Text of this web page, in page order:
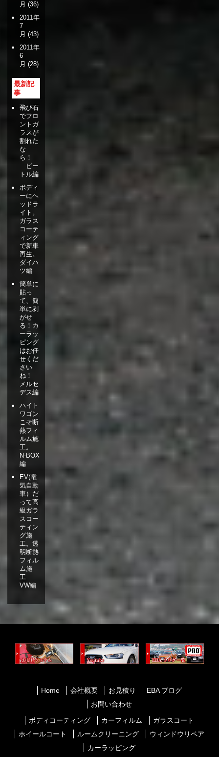
月 (36)
2011年
7
月 (43)
2011年
6
月 (28)
最新記
事
飛び石
でフロ
ントガ
ラスが
割れた
な
ら！
ビー
トル編
ボディ
ーにヘ
ッドラ
イト。
ガラス
コーテ
ィング
で新車
再生。
ダイハ
ツ編
簡単に
貼っ
て、簡
単に剥
がせ
る！カ
ーラッ
ピング
はお任
せくだ
さい
ね！
メルセ
デス編
ハイト
ワゴン
こそ断
熱フィ
ルム施
工。
N-BOX
編
EV(電
気自動
車）だ
って高
級ガラ
スコー
ティン
グ施
工。透
明断熱
フィル
ム施
工
VW編
Home 会社概要 お見積り
EBA ブログ
お問い合わせ
ボディコーティング カーフィルム
ガラスコート
ホイールコート
ルームクリーニング
ウィンドウリペア
カーラッピング